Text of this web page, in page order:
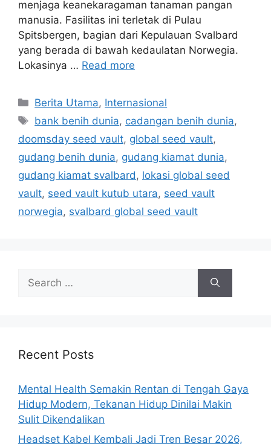
menjaga keanekaragaman tanaman pangan
manusia. Fasilitas ini terletak di Pulau
Spitsbergen, bagian dari Kepulauan Svalbard
yang berada di bawah kedaulatan Norwegia.
Lokasinya … Read more
C
a
e
g
o
r
Berita Utama, Internasional
T
s
bank benih dunia, cadangan benih dunia,
doomsday seed vault, global seed vault,
gudang benih dunia, gudang kiamat dunia,
gudang kiamat svalbard , lokasi global seed
vault, seed vault kutub utara, seed vault
norwegia, svalbard global seed vault
h
r
:
Recent Posts
Mental Health Semakin Rentan di Tengah Gaya
Hidup Modern, Tekanan Hidup Dinilai Makin
Sulit Dikendalikan
Headset Kabel Kembali Jadi Tren Besar 2026,